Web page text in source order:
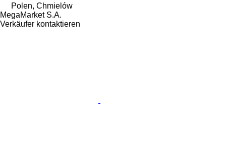
Polen, Chmielów
MegaMarket S.A.
Verkäufer kontaktieren